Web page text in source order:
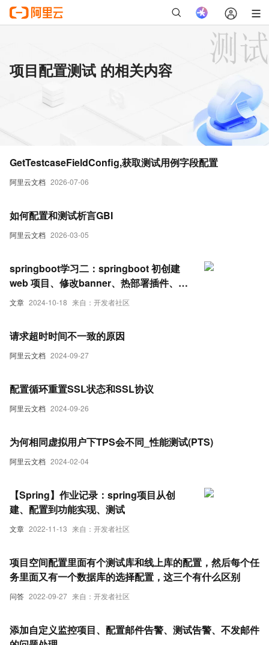
项目配置测试 的相关内容
阿里云文档 2026-07-06
GetTestcaseFieldConfig,获取测试用例字段配置
阿里云文档 2026-03-05
如何配置和测试析言GBI
文章 2024-10-18 来自：开发者社区
springboot学习二：springboot 初创建
web 项目、修改banner、热部署插件、切
换运行环境、springboot参数配置，打包
阿里云文档 2024-09-27
请求超时时间不一致的原因
阿里云文档 2024-09-26
配置循环重置SSL状态和SSL协议
阿里云文档 2024-02-04
为何相同虚拟用户下TPS会不同_性能测试(PTS)
文章 2022-11-13 来自：开发者社区
【Spring】作业记录：spring项目从创
建、配置到功能实现、测试
问答 2022-09-27 来自：开发者社区
项目空间配置里面有个测试库和线上库的配置，然后每个任
务里面又有一个数据库的选择配置，这三个有什么区别
添加自定义监控项目、配置邮件告警、测试告警、不发邮件